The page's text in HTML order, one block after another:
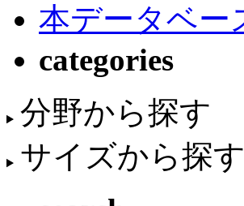
本データベー
categories
分野から探す
サイズから探す